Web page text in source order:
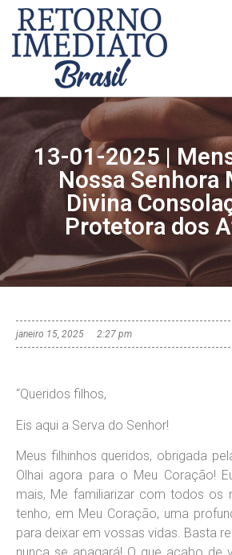
13-01-2025 |
Nossa Senhora
Divina
Protetora dos
janeiro 15, 2025 2:27 pm
“Queridos filhos,
Eis aqui a Serva do Senhor!
Meus filhinhos queridos, obrigada
Olhai agora para o Meu Coração!
mais, Me familiarizar com todos os
tenho, em Meu Coração, uma
para deixar em vossas vidas. Basta